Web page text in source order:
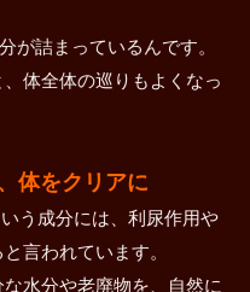
が詰まっているんです。
体全体の巡りもよくなっ
体をクリアに
いう成分には、利尿作用や
言われています。
水分や老廃物を、自然に